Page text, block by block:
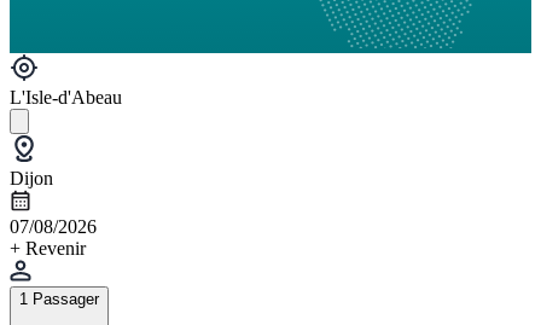
L'Isle-d'Abeau
Dijon
07/08/2026
+ Revenir
1 Passager